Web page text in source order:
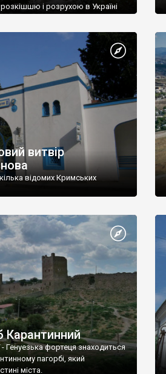
розкішшю і розрухою в Україні
витвір
відомих Кримських
Карантинний
Генуезька фортеця знаходиться
пагорбі, який
міста.